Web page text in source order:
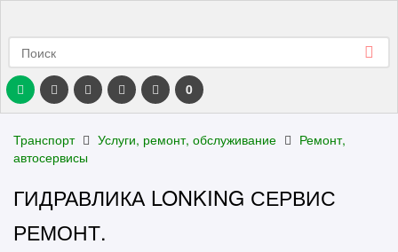
0
Транспорт Услуги, ремонт, обслуживание
Ремонт,
автосервисы
ГИДРАВЛИКА LONKING СЕРВИС
РЕМОНТ.